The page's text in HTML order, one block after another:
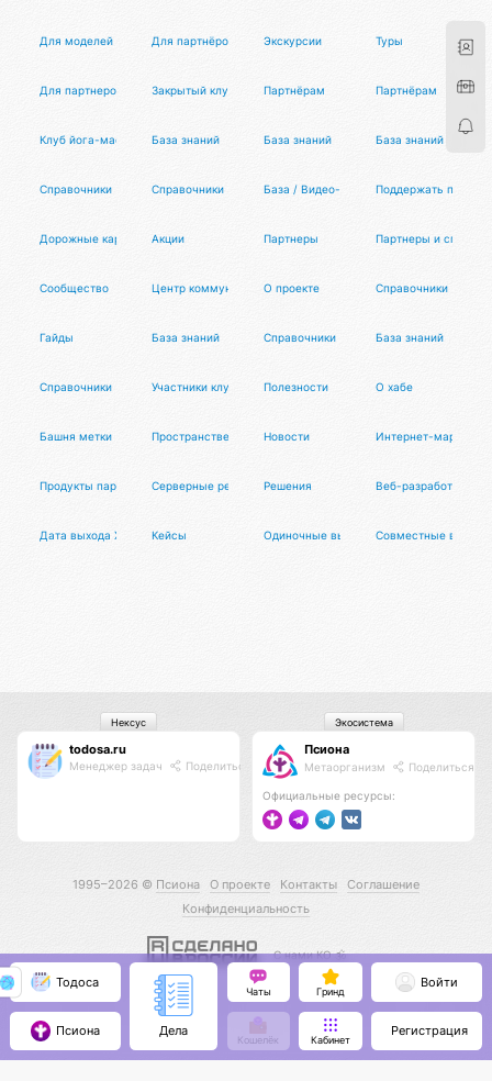
Для моделей Для партнёров Экскурсии Туры
Для партнеров Закрытый клуб МД Партнёрам Партнёрам
Клуб йога-мастеровБаза знаний База знаний База знаний
Справочники Справочники База / Видео-архив Поддержать проект
Дорожные карты Акции Партнеры Партнеры и
Сообщество Центр коммуникацийО проекте Справочники
Гайды База знаний Справочники База знаний
Справочники Участники клуба Полезности О хабе
Башня метки Пространственный храмНовости Интернет-маркетинг
Продукты партнеровСерверные решенияРешения Веб-разработка
Дата выхода XCOM 3Кейсы Одиночные выступленияСовместные
todosa.ru
Менеджер задач Поделиться
Нексус
Псиона
Метаорганизм Поделиться
Официальные ресурсы:
Экосистема
1995–2026 © Псиона О проекте Контакты
Соглашение
Конфиденциальность
С нами КО 🕉️
Тодоса
Псиона Дела
Чаты Гринд
Кошелёк Кабинет
Войти
Регистрация